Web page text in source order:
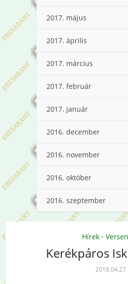
2017. május
2017. április
2017. március
2017. február
2017. január
2016. december
2016. november
2016. október
2016. szeptember
Hírek •
Kerékpáros
2018.04.27